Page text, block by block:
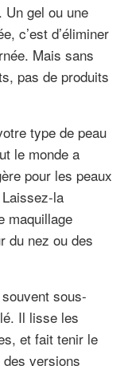
Un gel ou une
c’est d’éliminer
Mais sans
pas de produits
type de peau
le monde a
pour les peaux
la
maquillage
du nez ou des
sous-
Il lisse les
et fait tenir le
versions